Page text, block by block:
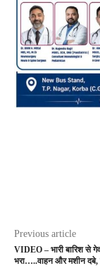
Previous article
VIDEO – भारी बारिश से
भरा…..वाहन और मशीन दबे,